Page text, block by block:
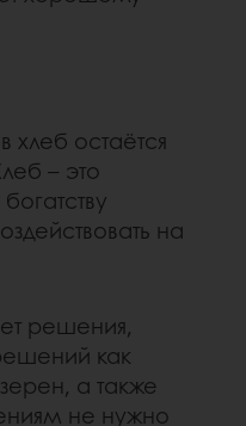
остаётся
– это
на
решения,
как
а также
не нужно